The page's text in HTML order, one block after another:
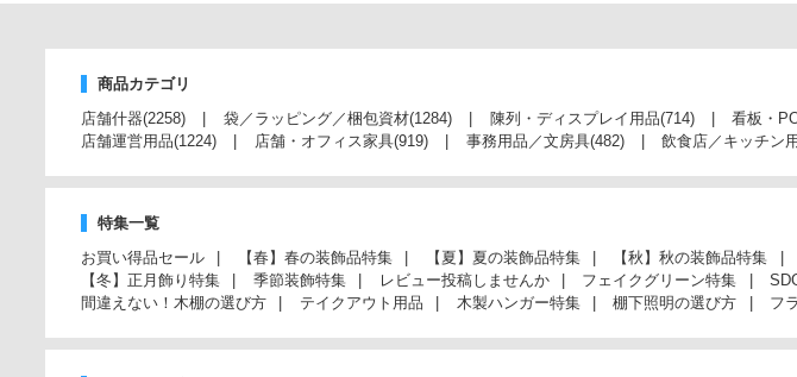
商品カテゴリ
店舗什器(2258) 袋／ラッピング／梱包資材(1284) 陳列・ディスプレイ用品(714) 看板・
店舗運営用品(1224) 店舗・オフィス家具(919) 事務用品／文房具(482) 飲食店／キッチン
特集一覧
お買い得品セール
【春】春の装飾品特集 【夏】夏の装飾品特集 【秋】秋の装飾品特集
【冬】正月飾り特集
季節装飾特集 レビュー投稿しませんか フェイクグリーン特集
間違えない！木棚の選び方
テイクアウト用品 木製ハンガー特集 棚下照明の選び方 フ